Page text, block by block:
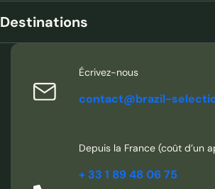
Destinations
Écrivez-nous
contact@brazil-
Depuis la France (coût d’un
+ 33 1 89 48 06 75